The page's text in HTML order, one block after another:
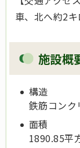
車、北へ約2
施設概
構造
鉄筋コンク
面積
1890.85平